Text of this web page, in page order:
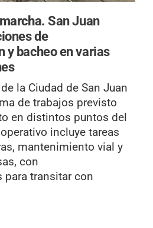
San Juan
de
y bacheo en varias
la Ciudad de San Juan
de trabajos previsto
en distintos puntos del
incluye tareas
mantenimiento vial y
con
para transitar con